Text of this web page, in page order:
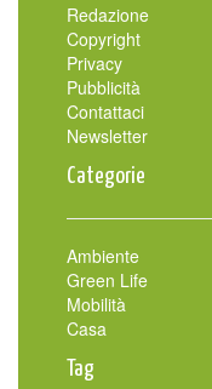
Redazione
Copyright
Privacy
Pubblicità
Contattaci
Newsletter
Categorie
Ambiente
Green Life
Mobilità
Casa
Tag